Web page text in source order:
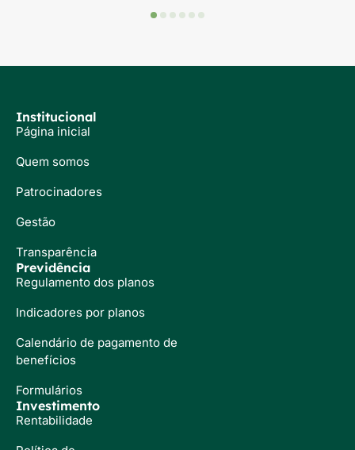
Institucional
Página inicial
Quem somos
Patrocinadores
Gestão
Transparência
Previdência
Regulamento dos planos
Indicadores por planos
Calendário de pagamento de
benefícios
Formulários
Investimento
Rentabilidade